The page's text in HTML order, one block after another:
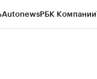
AutonewsРБК Компании